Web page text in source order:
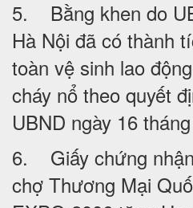
5. Bằng khen do
Hà Nội đã có thành
toàn vệ sinh lao
cháy nổ theo quyết
UBND ngày 16
6. Giấy chứng
chợ Thương Mại